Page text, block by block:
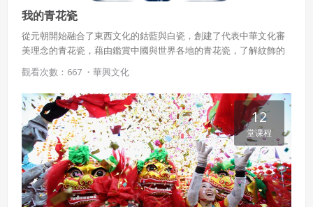
我的青花瓷
從元朝開始融合了東西文化的鈷藍與白瓷，創建了代表中華文化審
美理念的青花瓷，藉由鑑賞中國與世界各地的青花瓷，了解紋飾的
觀看次數：667 ・ 華興文化
12
堂课程